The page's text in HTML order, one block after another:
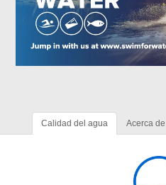
Calidad del agua Acerca de